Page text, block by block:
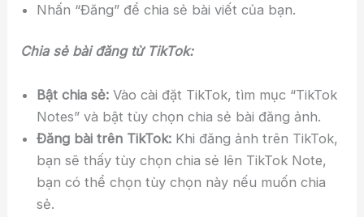
Nhấn “Đăng” để chia sẻ bài viết của bạn.
Chia sẻ bài đăng từ TikTok:
Bật chia sẻ: Vào cài đặt TikTok, tìm mục “TikTok
Notes” và bật tùy chọn chia sẻ bài đăng ảnh.
Đăng bài trên TikTok: Khi đăng ảnh trên TikTok,
bạn sẽ thấy tùy chọn chia sẻ lên TikTok Note,
bạn có thể chọn tùy chọn này nếu muốn chia
sẻ.